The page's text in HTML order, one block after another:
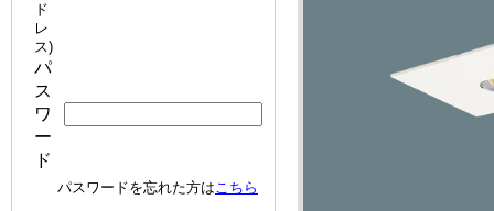
ド
レ
ス)
パ
ス
ワ
ー
ド
パスワードを忘れた方はこちら